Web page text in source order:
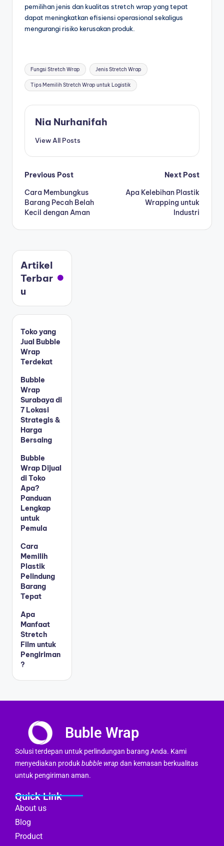
pemilihan jenis dan kualitas stretch wrap yang tepat
dapat meningkatkan efisiensi operasional sekaligus
mengurangi risiko kerusakan produk.
Fungsi Stretch Wrap Jenis Stretch Wrap
Tips Memilih Stretch Wrap untuk Logistik
Nia Nurhanifah
View All Posts
Previous Post
Cara Membungkus
Barang Pecah Belah
Kecil dengan Aman
Next Post
Apa Kelebihan Plastik
Wrapping untuk
Industri
Artikel
Terbar
u
Toko yang
Jual Bubble
Wrap
Terdekat
Bubble
Wrap
Surabaya di
7 Lokasi
Strategis &
Harga
Bersaing
Bubble
Wrap Dijual
di Toko
Apa?
Panduan
Lengkap
untuk
Pemula
Cara
Memilih
Plastik
Pelindung
Barang
Tepat
Apa
Manfaat
Stretch
Film untuk
Pengiriman
?
Buble Wrap
Solusi terdepan untuk perlindungan barang Anda. Kami
menyediakan produkbubble wrap dan kemasan berkualitas
untuk pengiriman aman.
Quick Link
About us
Blog
Product